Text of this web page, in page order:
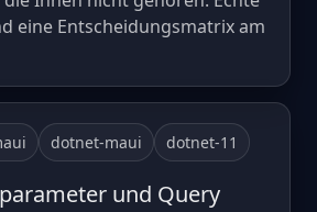
eine Entscheidungsmatrix am
dotnet-maui dotnet-11
und Query